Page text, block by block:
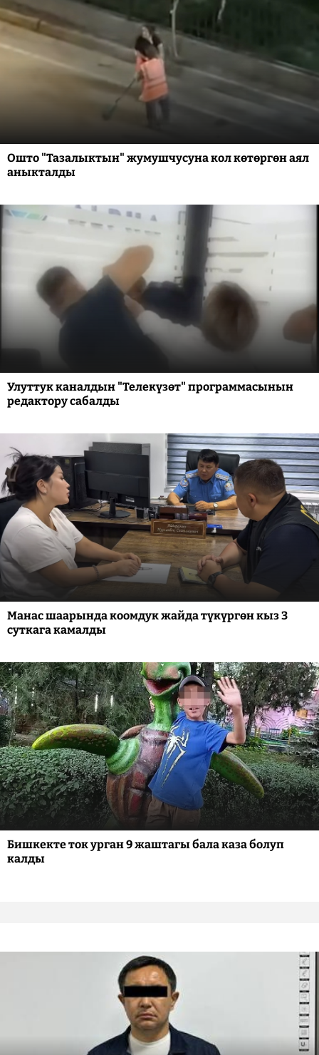
Ошто "Тазалыктын" жумушчусуна кол көтөргөн аял
аныкталды
Улуттук каналдын "Телекүзөт" программасынын
редактору сабалды
Манас шаарында коомдук жайда түкүргөн кыз 3
суткага камалды
Бишкекте ток урган 9 жаштагы бала каза болуп
калды